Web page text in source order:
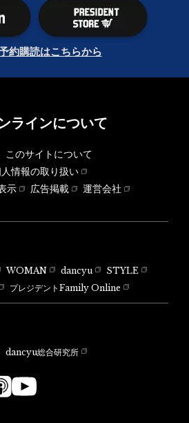
約購読はこちらから
ラインについて
このサイトについて
情報の取り扱い
示
広告掲載
運営会社
WOMAN dancyu
STYLE
プレジデントFamily Online
dancyu総合研究所